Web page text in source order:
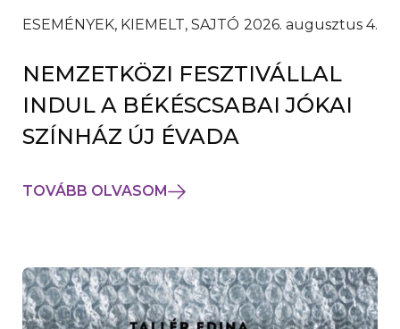
ESEMÉNYEK, KIEMELT, SAJTÓ 2026. augusztus 4.
NEMZETKÖZI FESZTIVÁLLAL
INDUL A BÉKÉSCSABAI JÓKAI
SZÍNHÁZ ÚJ ÉVADA
TOVÁBB OLVASOM